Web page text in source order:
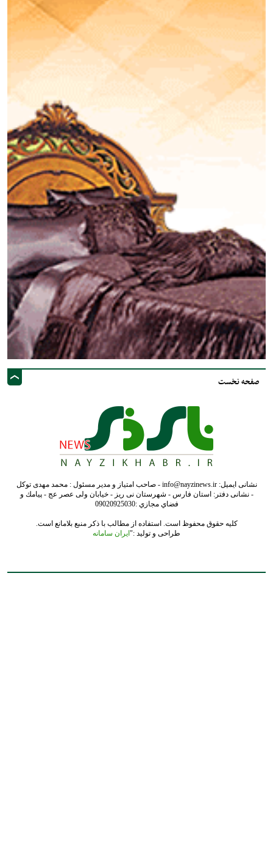
صفحه نخست
نشانی ایمیل: info@nayzinews.ir - صاحب امتیاز و مدیر مسئول : محمد مهدی توکل
- نشانی دفتر: استان فارس - شهرستان نی ریز - خیابان ولی عصر عج - پيامك و
فضاي مجازي :09020925030
کلیه حقوق محفوظ است. استفاده از مطالب با ذکر منبع بلامانع است.
طراحی و تولید :" ایران سامانه